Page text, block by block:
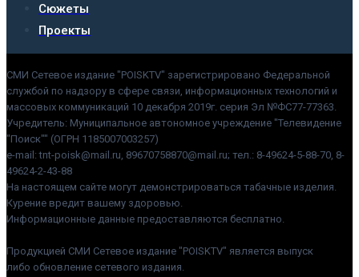
Сюжеты
Проекты
СМИ Сетевое издание "POISKTV" зарегистрировано Федеральной
службой по надзору в сфере связи, информационных технологий и
массовых коммуникаций 10 декабря 2019г. серия Эл №ФС77-77363.
Учредитель: Муниципальное автономное учреждение "Телевидение
"Поиск"" (ОГРН 1185007003257)
e-mail: tnt-poisk@mail.ru, 89670758870@mail.ru; тел.: 8-49624-5-88-70, 8-
49624-2-43-88
На настоящем сайте могут демонстрироваться табачные изделия.
Курение вредит вашему здоровью.
Информационные данные предоставляются бесплатно.
Продукцией СМИ Сетевое издание "POISKTV" является выпуск
либо обновление сетевого издания.